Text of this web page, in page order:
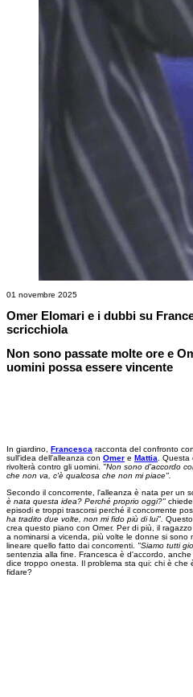
01 novembre 2025
Omer Elomari e i dubbi su
scricchiola
Non sono passate molte ore e
uomini possa essere vincente
In giardino, Francesca racconta del confronto con
sull'idea dell'alleanza con Omer e Mattia. Questa
rivolterà contro gli uomini. "Non sono d'accordo
che non va, c'è qualcosa che non mi piace".
Secondo il concorrente, l'alleanza è nata per un
è nata questa idea? Perché proprio oggi?"
episodi e troppi trascorsi perché il concorrente
ha tradito due volte, non mi fido più di lui".
crea questo piano con Omer. Per di più, il
a nominarsi a vicenda, più volte le donne si
lineare quello fatto dai concorrenti. "Siamo tutti
sentenzia alla fine. Francesca è d'accordo,
dice troppo onesta. Il problema sta qui: chi è che
fidare?